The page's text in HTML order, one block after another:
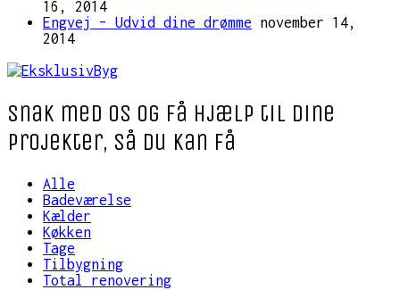
16, 2014
Engvej – Udvid dine drømme
november 14,
2014
Snak med os og få hjælp til dine
projekter, så du kan få
Alle
Badeværelse
Kælder
Køkken
Tage
Tilbygning
Total renovering